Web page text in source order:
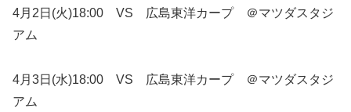
4月2日(火)18:00 VS 広島東洋カープ ＠マツダスタジ
アム
4月3日(水)18:00 VS 広島東洋カープ ＠マツダスタジ
アム